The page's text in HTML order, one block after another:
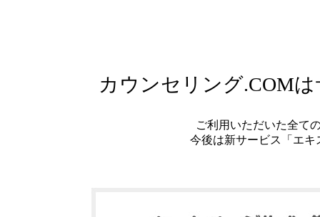
カウンセリング.COM
ご利用いただいた全て
今後は新サービス「エ